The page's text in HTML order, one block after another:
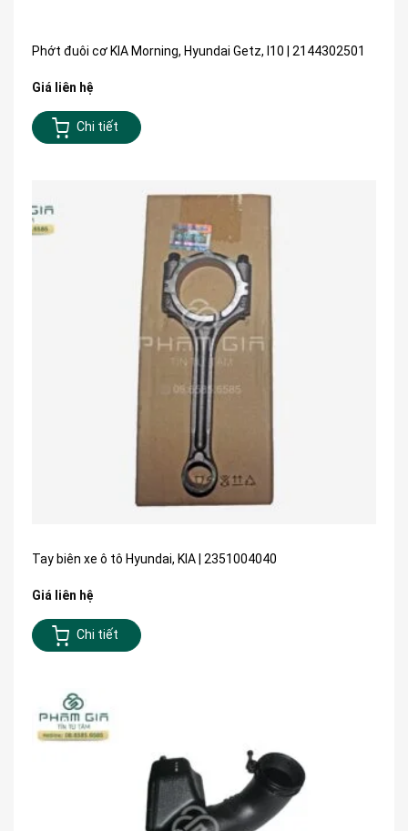
Phớt đuôi cơ KIA Morning, Hyundai Getz, I10 | 2144302501
Giá liên hệ
Chi tiết
Tay biên xe ô tô Hyundai, KIA | 2351004040
Giá liên hệ
Chi tiết